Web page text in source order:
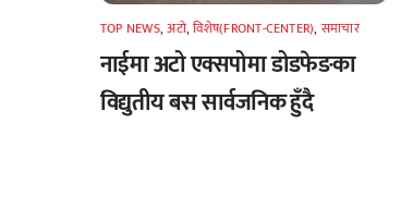
TOP NEWS,अटाे,विशेष(FRONT-CENTER), समाचार
नाईमा अटो एक्सपोमा डोडफेङका
विद्युतीय बस सार्वजनिक हुँदै